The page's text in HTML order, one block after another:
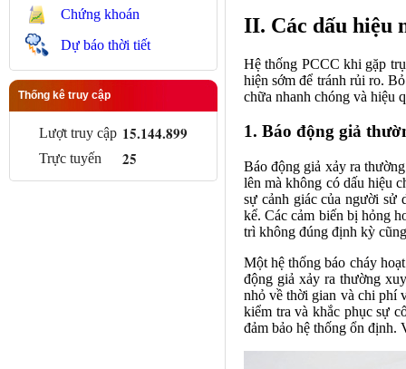
Chứng khoán
Dự báo thời tiết
Thống kê truy cập
Lượt truy cập 15.144.899
Trực tuyến 25
II. Các dấu hiệu
Hệ thống PCCC khi gặp
hiện sớm để tránh rủi ro.
chữa nhanh chóng và hiệu
1. Báo động giả
Báo động giả xảy ra
lên mà không có dấu hiệu
sự cảnh giác của người sử
kể. Các cảm biến bị hỏng
trì không đúng định kỳ
Một hệ thống báo cháy
động giả xảy ra thường
nhỏ về thời gian và chi phí
kiểm tra và khắc phục sự
đảm bảo hệ thống ổn định.